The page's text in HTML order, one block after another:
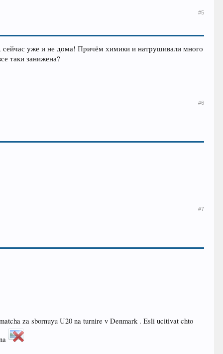
#5
уже и не дома! Причём химики и натрушивали много
таки занижена?
#6
#7
za sbornuyu U20 na turnire v Denmark . Esli ucitivat chto